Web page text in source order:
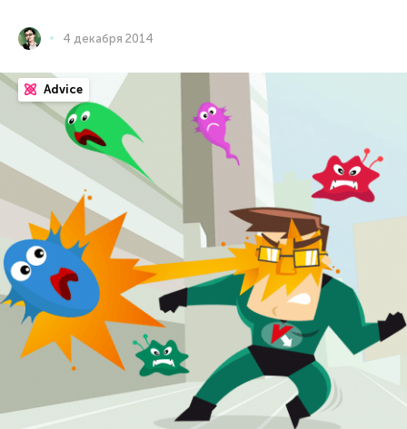
4 декабря 2014
Advice